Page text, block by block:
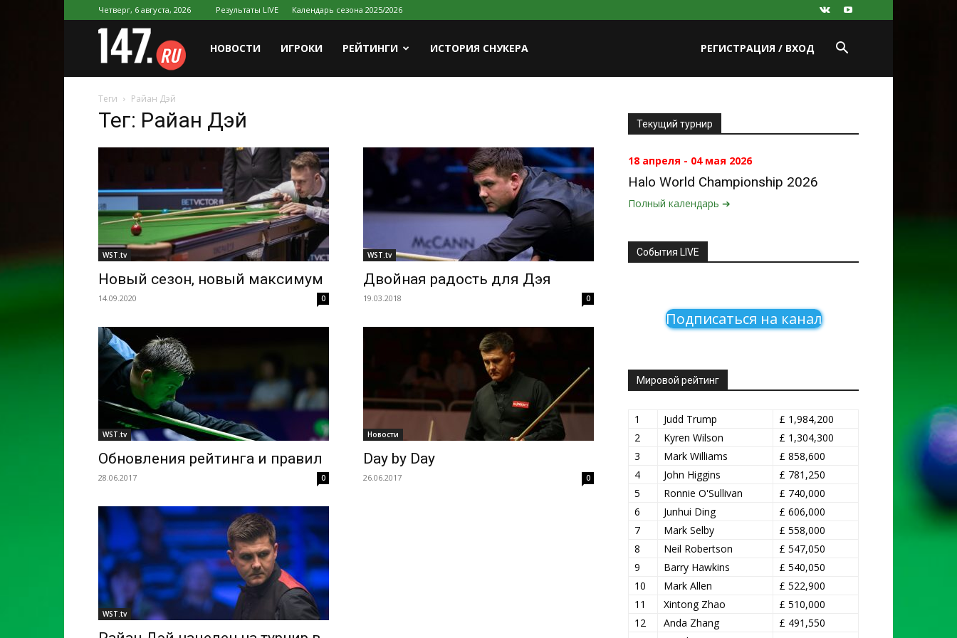
Четверг, 6 августа, 2026 Результаты LIVE Календарь сезона 2025/2026
147.ru
НОВОСТИ ИГРОКИ РЕЙТИНГИ ИСТОРИЯ СНУКЕРА РЕГИСТРАЦИЯ / ВХОД
Теги Райан Дэй
Тег: Райан Дэй
WST.tv
Новый сезон, новый максимум
14.09.2020 0
WST.tv
Двойная радость для Дэя
19.03.2018 0
WST.tv
Обновления рейтинга и правил
28.06.2017 0
Новости
Day by Day
26.06.2017 0
WST.tv
Текущий турнир
18 апреля - 04 мая 2026
Halo World Championship 2026
Полный календарь ➔
События LIVE
Подписаться на канал
Мировой рейтинг
1 Judd Trump
£ 1,984,200
2
Kyren Wilson
£ 1,304,300
3
Mark Williams
£ 858,600
4
John Higgins
£ 781,250
5
Ronnie O'Sullivan
£ 740,000
6
Junhui Ding
£ 606,000
7
Mark Selby
£ 558,000
8
Neil Robertson
£ 547,050
9
Barry Hawkins
£ 540,050
10
Mark Allen
£ 522,900
11
Xintong Zhao
£ 510,000
12
Anda Zhang
£ 491,550